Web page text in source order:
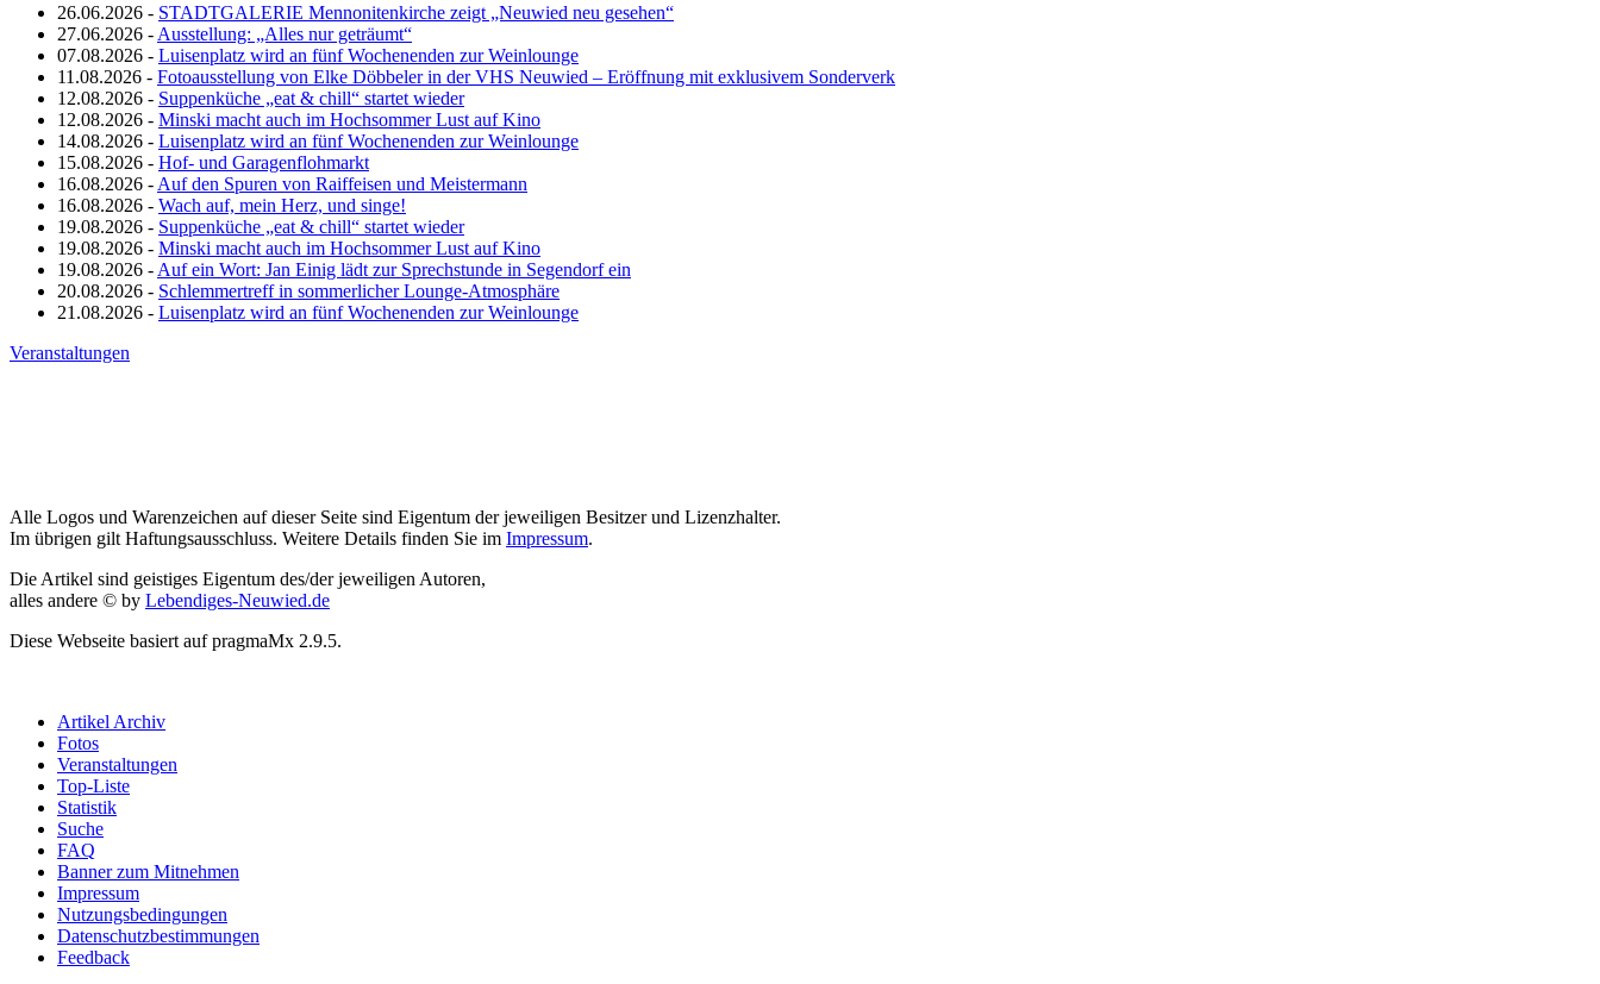
26.06.2026 - STADTGALERIE Mennonitenkirche zeigt „Neuwied neu gesehen“
27.06.2026 - Ausstellung: „Alles nur geträumt“
07.08.2026 - Luisenplatz wird an fünf Wochenenden zur Weinlounge
11.08.2026 - Fotoausstellung von Elke Döbbeler in der VHS Neuwied – Eröffnung mit exklusivem Sonderverk
12.08.2026 - Suppenküche „eat & chill“ startet wieder
12.08.2026 - Minski macht auch im Hochsommer Lust auf Kino
14.08.2026 - Luisenplatz wird an fünf Wochenenden zur Weinlounge
15.08.2026 - Hof- und Garagenflohmarkt
16.08.2026 - Auf den Spuren von Raiffeisen und Meistermann
16.08.2026 - Wach auf, mein Herz, und singe!
19.08.2026 - Suppenküche „eat & chill“ startet wieder
19.08.2026 - Minski macht auch im Hochsommer Lust auf Kino
19.08.2026 - Auf ein Wort: Jan Einig lädt zur Sprechstunde in Segendorf ein
20.08.2026 - Schlemmertreff in sommerlicher Lounge-Atmosphäre
21.08.2026 - Luisenplatz wird an fünf Wochenenden zur Weinlounge
Veranstaltungen
Alle Logos und Warenzeichen auf dieser Seite sind Eigentum der jeweiligen Besitzer und Lizenzhalter.
Im übrigen gilt Haftungsausschluss. Weitere Details finden Sie im Impressum.
Die Artikel sind geistiges Eigentum des/der jeweiligen Autoren,
alles andere © by Lebendiges-Neuwied.de
Diese Webseite basiert auf pragmaMx 2.9.5.
Artikel Archiv
Fotos
Veranstaltungen
Top-Liste
Statistik
Suche
FAQ
Banner zum Mitnehmen
Impressum
Nutzungsbedingungen
Datenschutzbestimmungen
Feedback